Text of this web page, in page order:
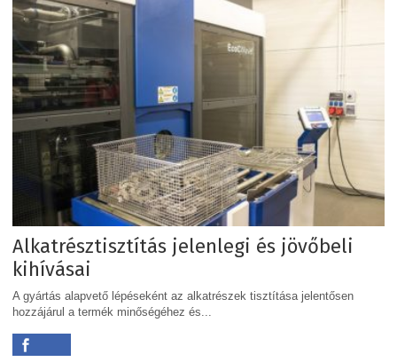
Alkatrésztisztítás jelenlegi és jövőbeli
kihívásai
A gyártás alapvető lépéseként az alkatrészek tisztítása jelentősen
hozzájárul a termék minőségéhez és...